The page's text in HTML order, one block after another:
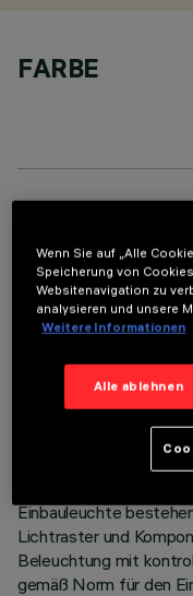
FARBE
Einbauleuchte
Lichtraster und
Beleuchtung mit
gemäß Norm für den
Wenn Sie auf „Alle
Speicherung von
Websitenavigation zu
analysieren und unsere
Weitere Informationen
Alle ablehnen